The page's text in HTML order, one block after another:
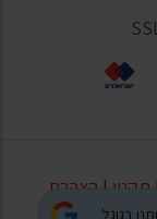
בגוגל
תקנון | הצהרת